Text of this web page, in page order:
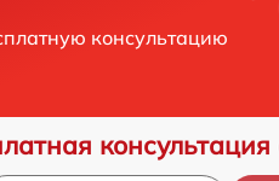
консультацию